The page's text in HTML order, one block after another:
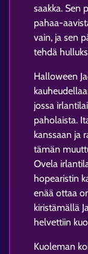
saakka. Sen
pahaa-
vain, ja sen
tehdä
Halloween
jossa
paholaista.
kanssaan ja
tämän
Ovela
hopearistin
enää ottaa
kiristämällä
helvettiin
Kuoleman